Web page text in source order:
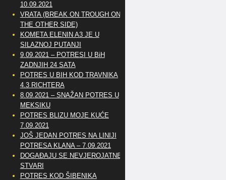
10.09.2021
VRATA (BREAK ON TROUGH ON
THE OTHER SIDE)
KOMETA ELENIN A3 JE U
SILAZNOJ PUTANJI
9.09.2021 – POTRESI U BiH
ZADNJIH 24 SATA
POTRES U BIH KOD TRAVNIKA
4.3 RICHTERA
8.09.2021 – SNAŽAN POTRES U
MEKSIKU
POTRES BLIZU MOJE KUĆE
7.09.2021
JOŠ JEDAN POTRES NA LINIJI
POTRESA KLANA – 7.09.2021
DOGAĐAJU SE NEVJEROJATNE
STVARI
POTRES KOD ŠIBENIKA